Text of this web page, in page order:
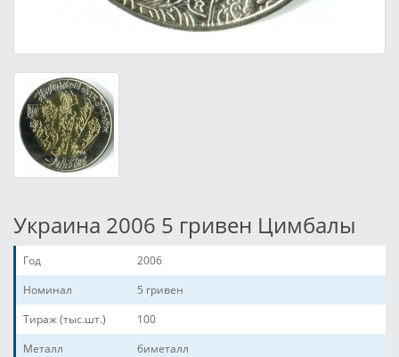
Украина 2006 5 гривен Цимбалы
Год
2006
Номинал
5 гривен
Тираж (тыс.шт.)
100
Металл
биметалл